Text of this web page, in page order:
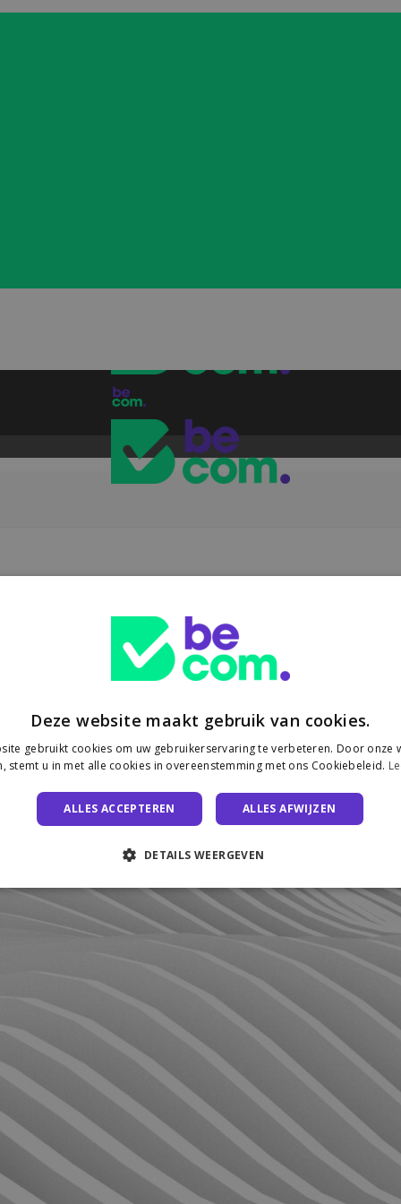
Deze website maakt gebruik van cookies.
gebruikt cookies om uw gebruikerservaring te verbeteren. Door onze
stemt u in met alle cookies in overeenstemming met ons Cookiebeleid.
ALLES ACCEPTEREN ALLES AFWIJZEN
DETAILS WEERGEVEN